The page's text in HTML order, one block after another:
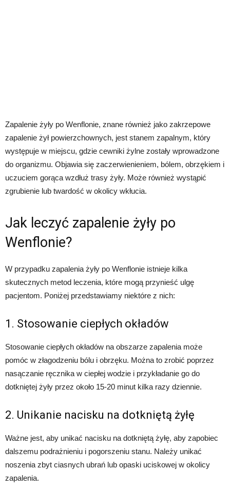
Zapalenie żyły po Wenflonie, znane również jako zakrzepowe
zapalenie żył powierzchownych, jest stanem zapalnym, który
występuje w miejscu, gdzie cewniki żylne zostały wprowadzone
do organizmu. Objawia się zaczerwienieniem, bólem, obrzękiem i
uczuciem gorąca wzdłuż trasy żyły. Może również wystąpić
zgrubienie lub twardość w okolicy wkłucia.
Jak leczyć zapalenie żyły po
Wenflonie?
W przypadku zapalenia żyły po Wenflonie istnieje kilka
skutecznych metod leczenia, które mogą przynieść ulgę
pacjentom. Poniżej przedstawiamy niektóre z nich:
1. Stosowanie ciepłych okładów
Stosowanie ciepłych okładów na obszarze zapalenia może
pomóc w złagodzeniu bólu i obrzęku. Można to zrobić poprzez
nasączanie ręcznika w ciepłej wodzie i przykładanie go do
dotkniętej żyły przez około 15-20 minut kilka razy dziennie.
2. Unikanie nacisku na dotkniętą żyłę
Ważne jest, aby unikać nacisku na dotkniętą żyłę, aby zapobiec
dalszemu podrażnieniu i pogorszeniu stanu. Należy unikać
noszenia zbyt ciasnych ubrań lub opaski uciskowej w okolicy
zapalenia.